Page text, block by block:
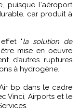
puisque l'aéroport
car produit à
"la solution de
mise en oeuvre
d’autres ruptures
à hydrogène.
bp dans le cadre
Vinci, Airports et le